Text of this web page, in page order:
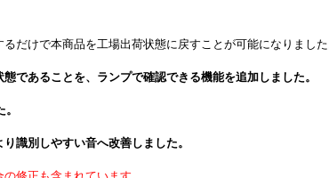
だけで本商品を工場出荷状態に戻すことが可能になりました
であることを、ランプで確認できる機能を追加しました。
識別しやすい音へ改善しました。